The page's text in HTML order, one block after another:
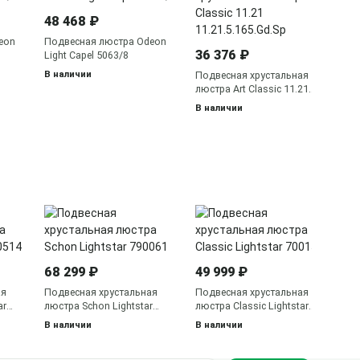
48 468 ₽
Подвесная люстра Odeon
Light Capel 5063/8
В наличии
36 376 ₽
Подвесная хрустальная
люстра Art Classic 11.21
11.21.5.165.Gd.Sp
В наличии
68 299 ₽
Подвесная хрустальная
люстра Schon Lightstar
790061
В наличии
49 999 ₽
Подвесная хрустальная
люстра Classic Lightstar
700150
В наличии